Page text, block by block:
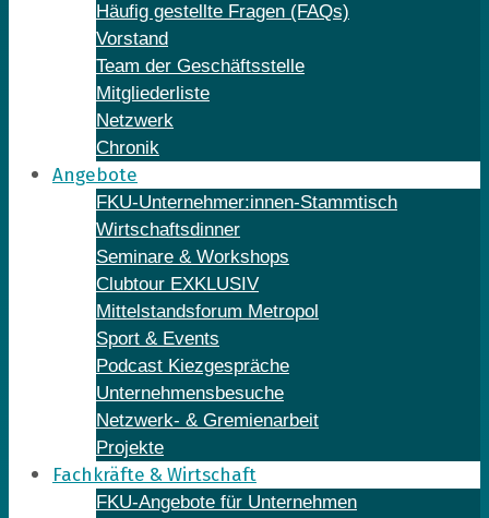
Häufig gestellte Fragen (FAQs)
Vorstand
Team der Geschäftsstelle
Mitgliederliste
Netzwerk
Chronik
Angebote
FKU-Unternehmer:innen-Stammtisch
Wirtschaftsdinner
Seminare & Workshops
Clubtour EXKLUSIV
Mittelstandsforum Metropol
Sport & Events
Podcast Kiezgespräche
Unternehmensbesuche
Netzwerk- & Gremienarbeit
Projekte
Fachkräfte & Wirtschaft
FKU-Angebote für Unternehmen